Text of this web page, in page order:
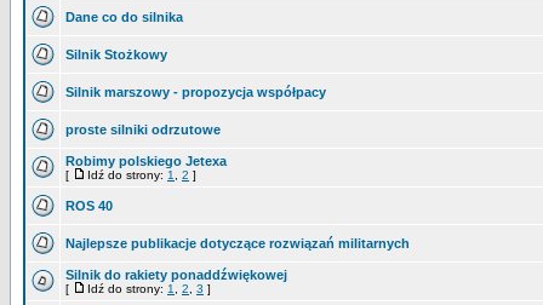
Dane co do silnika
Silnik Stożkowy
Silnik marszowy - propozycja współpacy
proste silniki odrzutowe
Robimy polskiego Jetexa
[ Idź do strony: 1 2 ]
ROS 40
Najlepsze publikacje dotyczące rozwiązań militarnych
Silnik do rakiety ponaddźwiękowej
[ Idź do strony: 1 2 3 ]